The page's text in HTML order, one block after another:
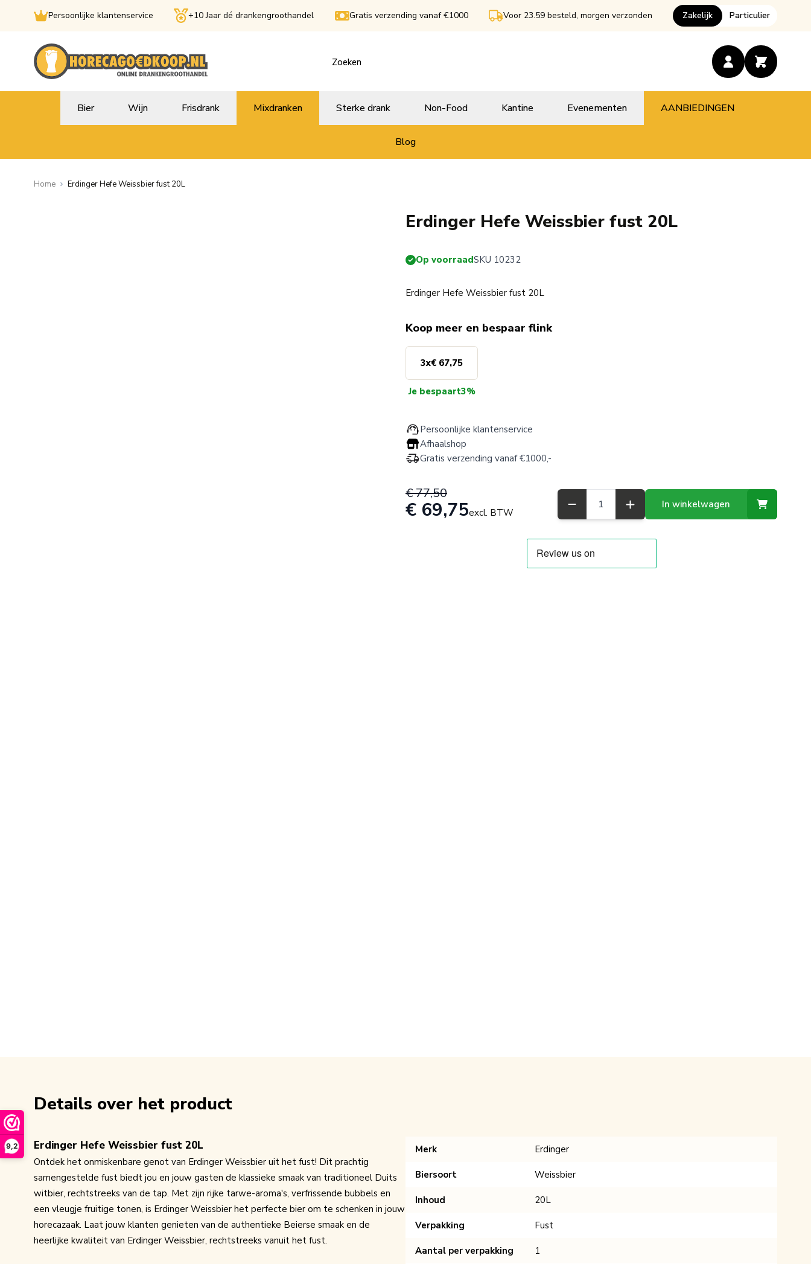
9,2
Persoonlijke klantenservice +10 Jaar dé drankengroothandel Gratis verzending vanaf €1000 Voor 23.59 besteld, morgen verzonden Zakelijk Particulier
Bier Wijn Frisdrank Mixdranken Sterke drank Non-Food Kantine Evenementen AANBIEDINGEN
Blog
Home Erdinger Hefe Weissbier fust 20L
Erdinger Hefe Weissbier fust 20L
Op voorraadSKU 10232
Erdinger Hefe Weissbier fust 20L
Koop meer en bespaar flink
3x€ 67,75
Je bespaart3%
Persoonlijke klantenservice
Afhaalshop
Gratis verzending vanaf €1000,-
€ 77,50
€ 69,75excl. BTW
In winkelwagen
Details over het product
Erdinger Hefe Weissbier fust 20L
Ontdek het onmiskenbare genot van Erdinger Weissbier uit het fust! Dit prachtig
samengestelde fust biedt jou en jouw gasten de klassieke smaak van traditioneel Duits
witbier, rechtstreeks van de tap. Met zijn rijke tarwe-aroma's, verfrissende bubbels en
een vleugje fruitige tonen, is Erdinger Weissbier het perfecte bier om te schenken in jouw
horecazaak. Laat jouw klanten genieten van de authentieke Beierse smaak en de
heerlijke kwaliteit van Erdinger Weissbier, rechtstreeks vanuit het fust.
Merk Erdinger
Biersoort Weissbier
Inhoud 20L
Verpakking Fust
Aantal per verpakking 1